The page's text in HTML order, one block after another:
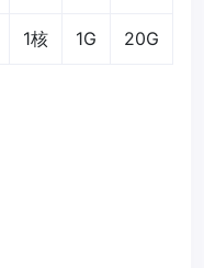
1核 1G 20G